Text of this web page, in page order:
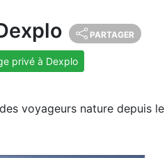
PARTAGER
privé à Dexplo
voyageurs nature depuis le